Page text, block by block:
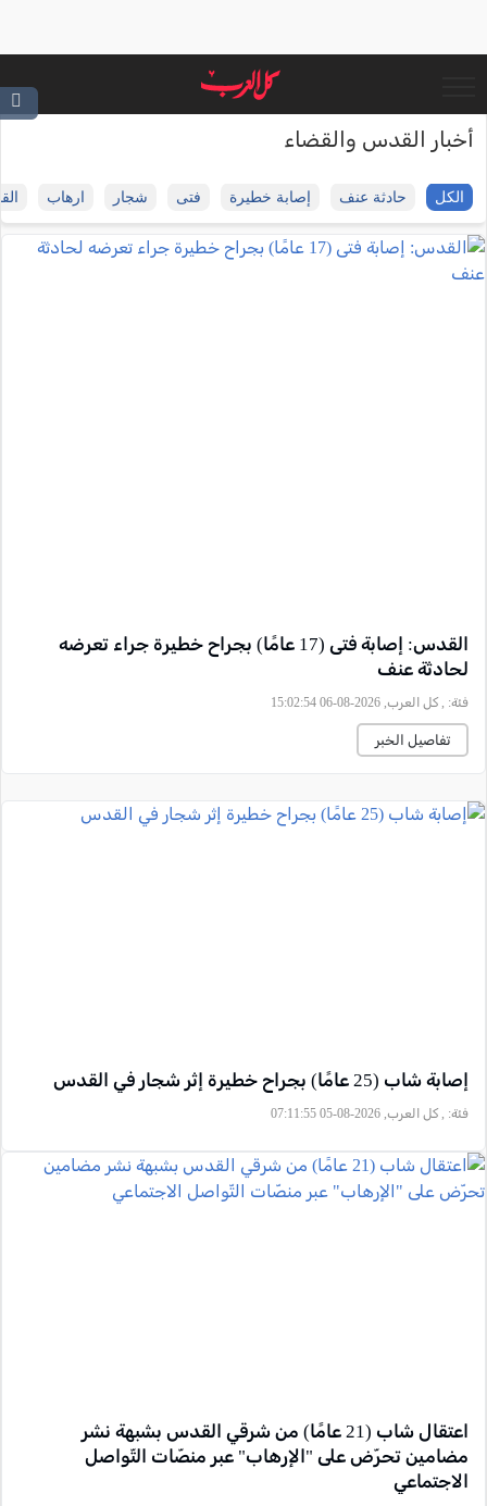
أخبار القدس والقضاء
الكل حادثة عنف إصابة خطيرة فتى شجار ارهاب
القدس: إصابة فتى (17 عامًا) بجراح خطيرة جراء تعرضه
لحادثة عنف
فئة: , كل العرب, 2026-08-06 15:02:54
تفاصيل الخبر
إصابة شاب (25 عامًا) بجراح خطيرة إثر شجار في القدس
فئة: , كل العرب, 2026-08-05 07:11:55
اعتقال شاب (21 عامًا) من شرقي القدس بشبهة نشر
مضامين تحرّض على "الإرهاب" عبر منصّات التّواصل
الاجتماعي